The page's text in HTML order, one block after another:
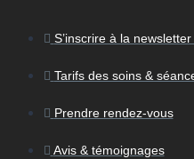
S’inscrire à la
Tarifs des soins &
Prendre rendez-vous
Avis & témoignages